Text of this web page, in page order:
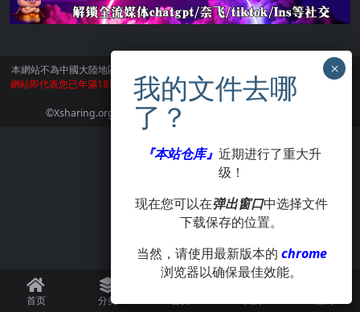
本網站不為中國大陸地區的用戶提供服務。
訪問本網站請遵守當地法律。訪問本
網站即代表您已年滿18周歲。本站所有作品版權歸著作人所有，僅供學習交流使
用，請在24小時内刪除。
©Xsharing.org CopyRight 1999-2024 . All Rights Reserved.
首页 分类
『本站仓库』 近期进行了重大升
级！
现在您可以在弹出窗口中选择文件
下载保存的位置。
当然，请使用最新版本的 chrome
浏览器以确保最佳效能。